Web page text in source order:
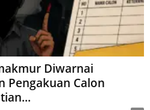
Diwarnai
Pengakuan Calon